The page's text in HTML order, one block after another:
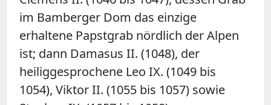
im Bamberger Dom das einzige
erhaltene Papstgrab nördlich der Alpen
ist; dann Damasus II. (1048), der
heiliggesprochene Leo IX. (1049 bis
1054), Viktor II. (1055 bis 1057) sowie